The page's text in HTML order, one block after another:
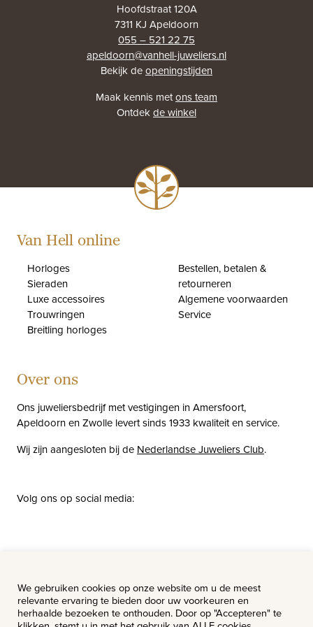
Hoofdstraat 120A
7311 KJ Apeldoorn
055 – 521 22 75
apeldoorn@vanhell-juweliers.nl
Bekijk deopeningstijden
Maak kennis metons team
Ontdekde winkel
Van Hell online
Horloges
Sieraden
Luxe accessoires
Trouwringen
Breitling horloges
Bestellen, betalen &
retourneren
Algemene voorwaarden
Service
Over ons
Ons juweliersbedrijf met vestigingen in Amersfoort,
Apeldoorn en Zwolle levert sinds 1933 kwaliteit en service.
Wij zijn aangesloten bij de Nederlandse Juweliers Club.
Volg ons op social media:
Vacatures
We gebruiken cookies op onze website om u de meest
relevante ervaring te bieden door uw voorkeuren en
herhaalde bezoeken te onthouden. Door op "Accepteren" te